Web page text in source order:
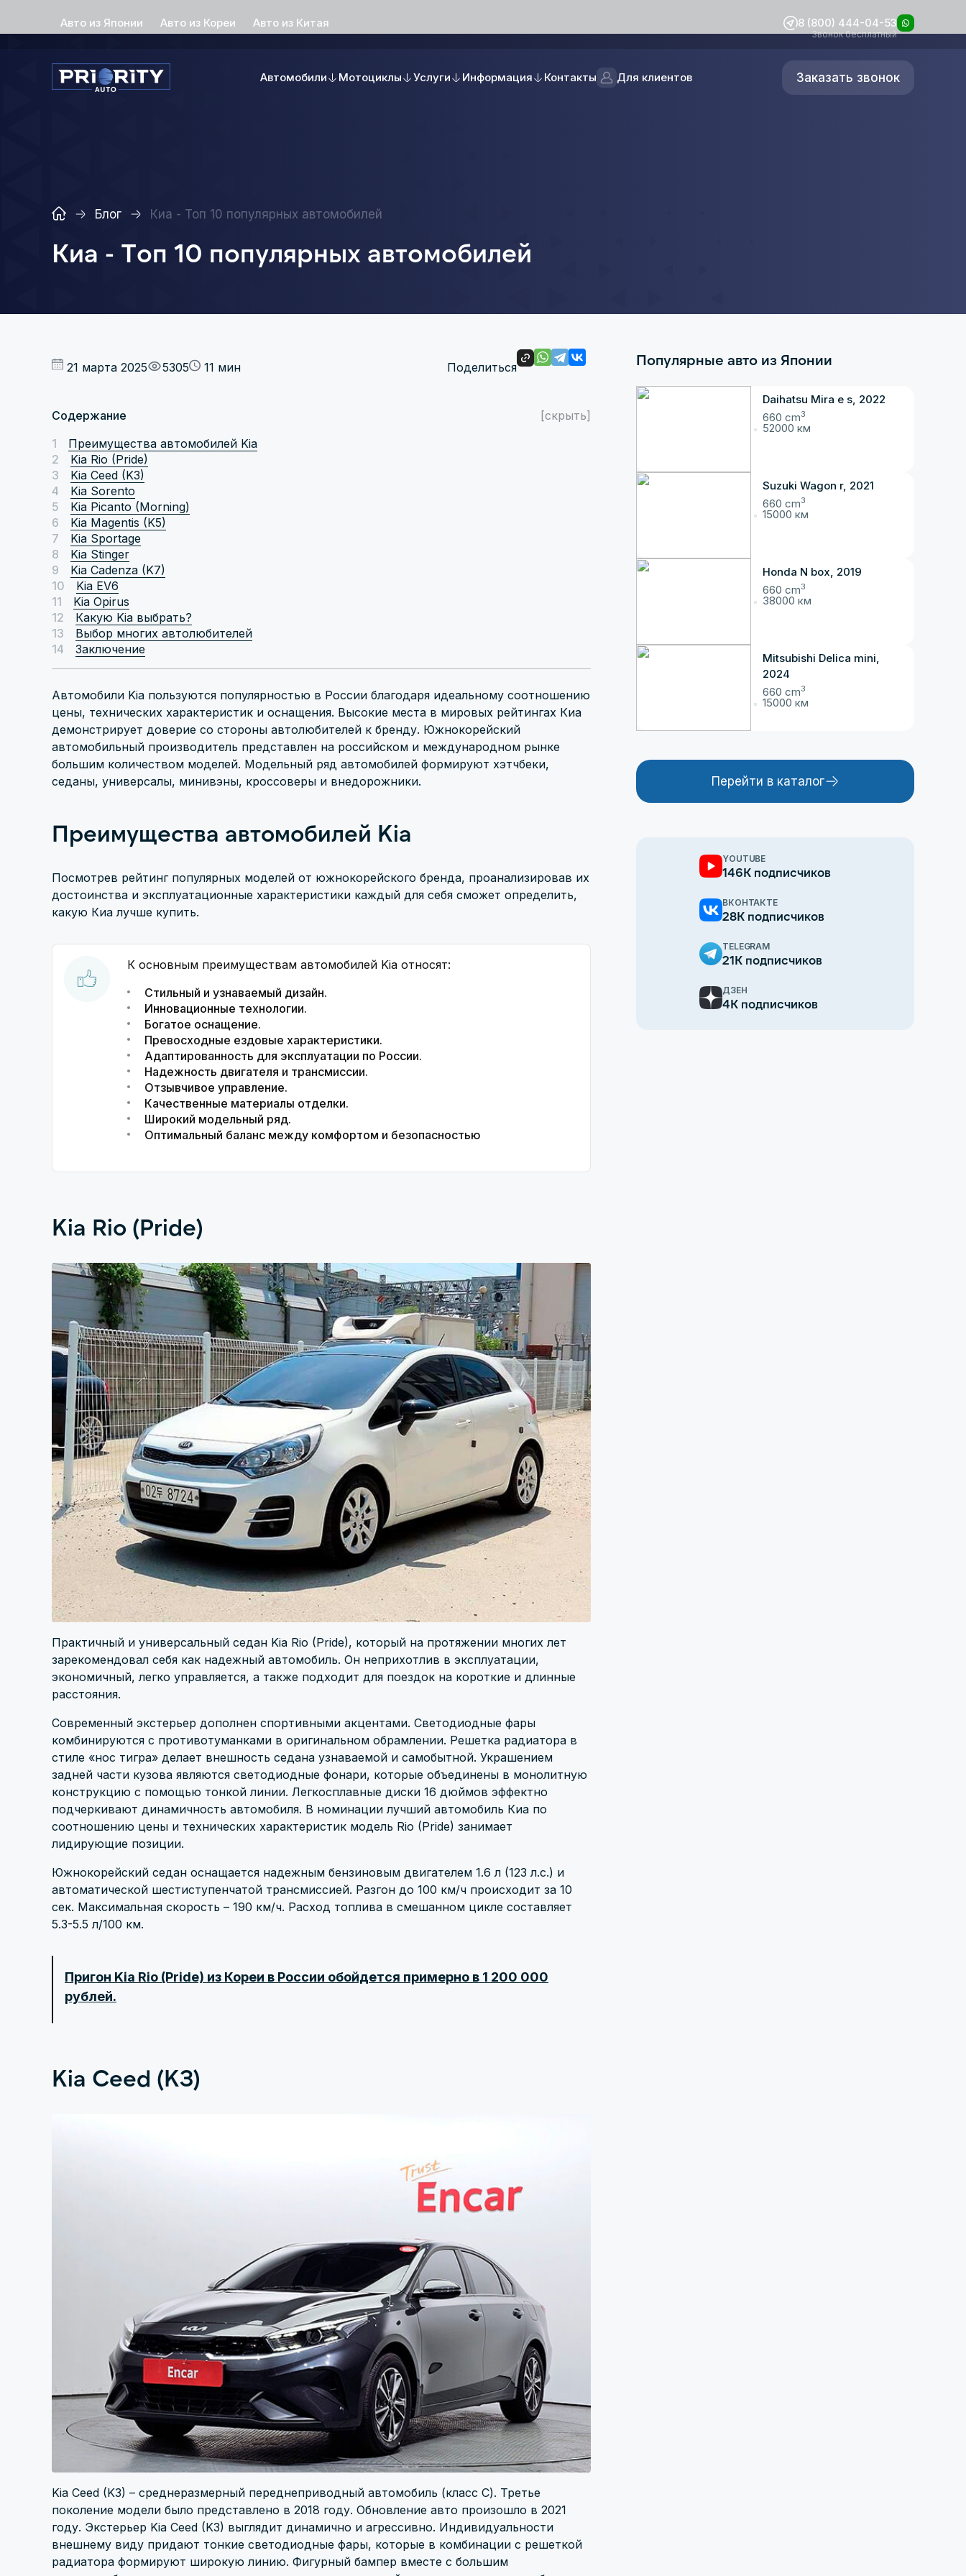
Авто из Японии Авто из Кореи Авто из Китая 8 (800) 444-04-53
Звонок бесплатный
Автомобили Мотоциклы Услуги Информация Контакты Для клиентов Заказать звонок
Блог Киа - Топ 10 популярных автомобилей
Киа - Топ 10 популярных автомобилей
21 марта 2025 5305 11 мин Поделиться
Содержание
Преимущества автомобилей Kia
Kia Rio (Pride)
Kia Ceed (K3)
Kia Sorento
Kia Picanto (Morning)
Kia Magentis (K5)
Kia Sportage
Kia Stinger
Kia Cadenza (K7)
Kia EV6
Kia Opirus
Какую Kia выбрать?
Выбор многих автолюбителей
Заключение
[скрыть]
Автомобили Kia пользуются популярностью в России благодаря идеальному соотношению
цены, технических характеристик и оснащения. Высокие места в мировых рейтингах Киа
демонстрирует доверие со стороны автолюбителей к бренду. Южнокорейский
автомобильный производитель представлен на российском и международном рынке
большим количеством моделей. Модельный ряд автомобилей формируют хэтчбеки,
седаны, универсалы, минивэны, кроссоверы и внедорожники.
Преимущества автомобилей Kia
Посмотрев рейтинг популярных моделей от южнокорейского бренда, проанализировав их
достоинства и эксплуатационные характеристики каждый для себя сможет определить,
какую Киа лучше купить.
К основным преимуществам автомобилей Kia относят:
Стильный и узнаваемый дизайн.
Инновационные технологии.
Богатое оснащение.
Превосходные ездовые характеристики.
Адаптированность для эксплуатации по России.
Надежность двигателя и трансмиссии.
Отзывчивое управление.
Качественные материалы отделки.
Широкий модельный ряд.
Оптимальный баланс между комфортом и безопасностью
Kia Rio (Pride)
Практичный и универсальный седан Kia Rio (Pride), который на протяжении многих лет
зарекомендовал себя как надежный автомобиль. Он неприхотлив в эксплуатации,
экономичный, легко управляется, а также подходит для поездок на короткие и длинные
расстояния.
Современный экстерьер дополнен спортивными акцентами. Светодиодные фары
комбинируются с противотуманками в оригинальном обрамлении. Решетка радиатора в
стиле «нос тигра» делает внешность седана узнаваемой и самобытной. Украшением
задней части кузова являются светодиодные фонари, которые объединены в монолитную
конструкцию с помощью тонкой линии. Легкосплавные диски 16 дюймов эффектно
подчеркивают динамичность автомобиля. В номинации лучший автомобиль Киа по
соотношению цены и технических характеристик модель Rio (Pride) занимает
лидирующие позиции.
Южнокорейский седан оснащается надежным бензиновым двигателем 1.6 л (123 л.с.) и
автоматической шестиступенчатой трансмиссией. Разгон до 100 км/ч происходит за 10
сек. Максимальная скорость – 190 км/ч. Расход топлива в смешанном цикле составляет
5.3-5.5 л/100 км.
Пригон Kia Rio (Pride) из Кореи в России обойдется примерно в 1 200 000
рублей.
Kia Ceed (K3)
Kia Ceed (K3) – среднеразмерный переднеприводный автомобиль (класс C). Третье
поколение модели было представлено в 2018 году. Обновление авто произошло в 2021
году. Экстерьер Kia Ceed (K3) выглядит динамично и агрессивно. Индивидуальности
внешнему виду придают тонкие светодиодные фары, которые в комбинации с решеткой
радиатора формируют широкую линию. Фигурный бампер вместе с большим
Популярные авто из Японии
Daihatsu Mira e s, 2022
660 cm3
52000 км
Suzuki Wagon r, 2021
660 cm3
15000 км
Honda N box, 2019
660 cm3
38000 км
Mitsubishi Delica mini,
2024
660 cm3
15000 км
Перейти в каталог
YOUTUBE
146К подписчиков
ВКОНТАКТЕ
28К подписчиков
TELEGRAM
21К подписчиков
ДЗЕН
4К подписчиков